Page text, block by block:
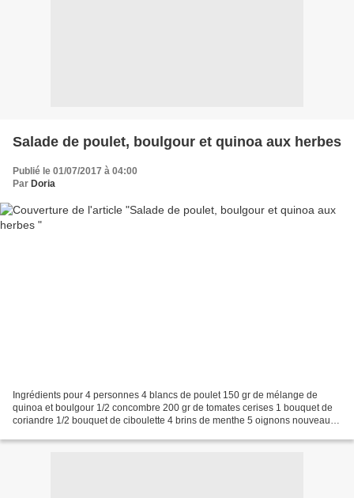
Salade de poulet, boulgour et quinoa aux herbes
Publié le 01/07/2017 à 04:00
Par Doria
Ingrédients pour 4 personnes 4 blancs de poulet 150 gr de mélange de
quinoa et boulgour 1/2 concombre 200 gr de tomates cerises 1 bouquet de
coriandre 1/2 bouquet de ciboulette 4 brins de menthe 5 oignons nouveaux